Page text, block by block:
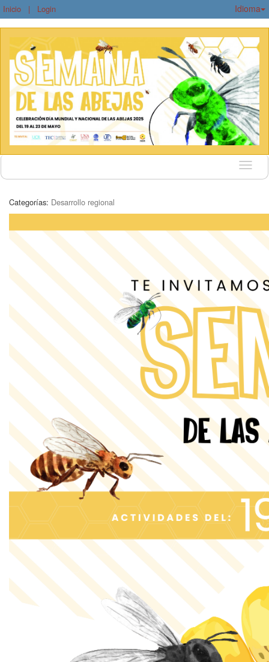
Inicio | Login Idioma
Idioma
Categorías: Desarrollo regional